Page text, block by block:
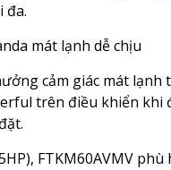
đa.
mát lạnh dễ chịu
cảm giác mát lạnh
trên điều khiển khi
FTKM60AVMV phù